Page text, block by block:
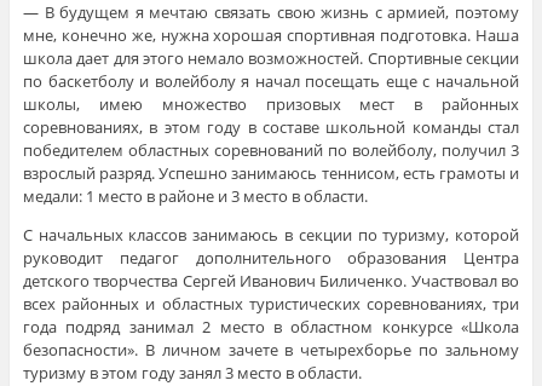
— В будущем я мечтаю связать свою жизнь с армией, поэтому
мне, конечно же, нужна хорошая спортивная подготовка. Наша
школа дает для этого немало возможностей. Спортивные секции
по баскетболу и волейболу я начал посещать еще с начальной
школы, имею множество призовых мест в районных
соревнованиях, в этом году в составе школьной команды стал
победителем областных соревнований по волейболу, получил 3
взрослый разряд. Успешно занимаюсь теннисом, есть грамоты и
медали: 1 место в районе и 3 место в области.
С начальных классов занимаюсь в секции по туризму, которой
руководит педагог дополнительного образования Центра
детского творчества Сергей Иванович Биличенко. Участвовал во
всех районных и областных туристических соревнованиях, три
года подряд занимал 2 место в областном конкурсе «Школа
безопасности». В личном зачете в четырехборье по зальному
туризму в этом году занял 3 место в области.